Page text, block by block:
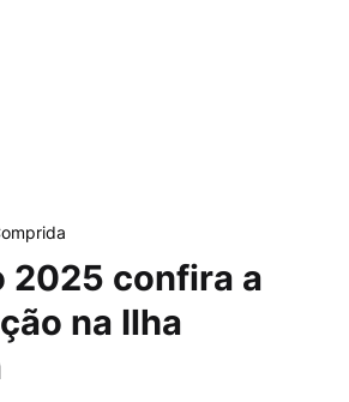
2025 confira a
na Ilha